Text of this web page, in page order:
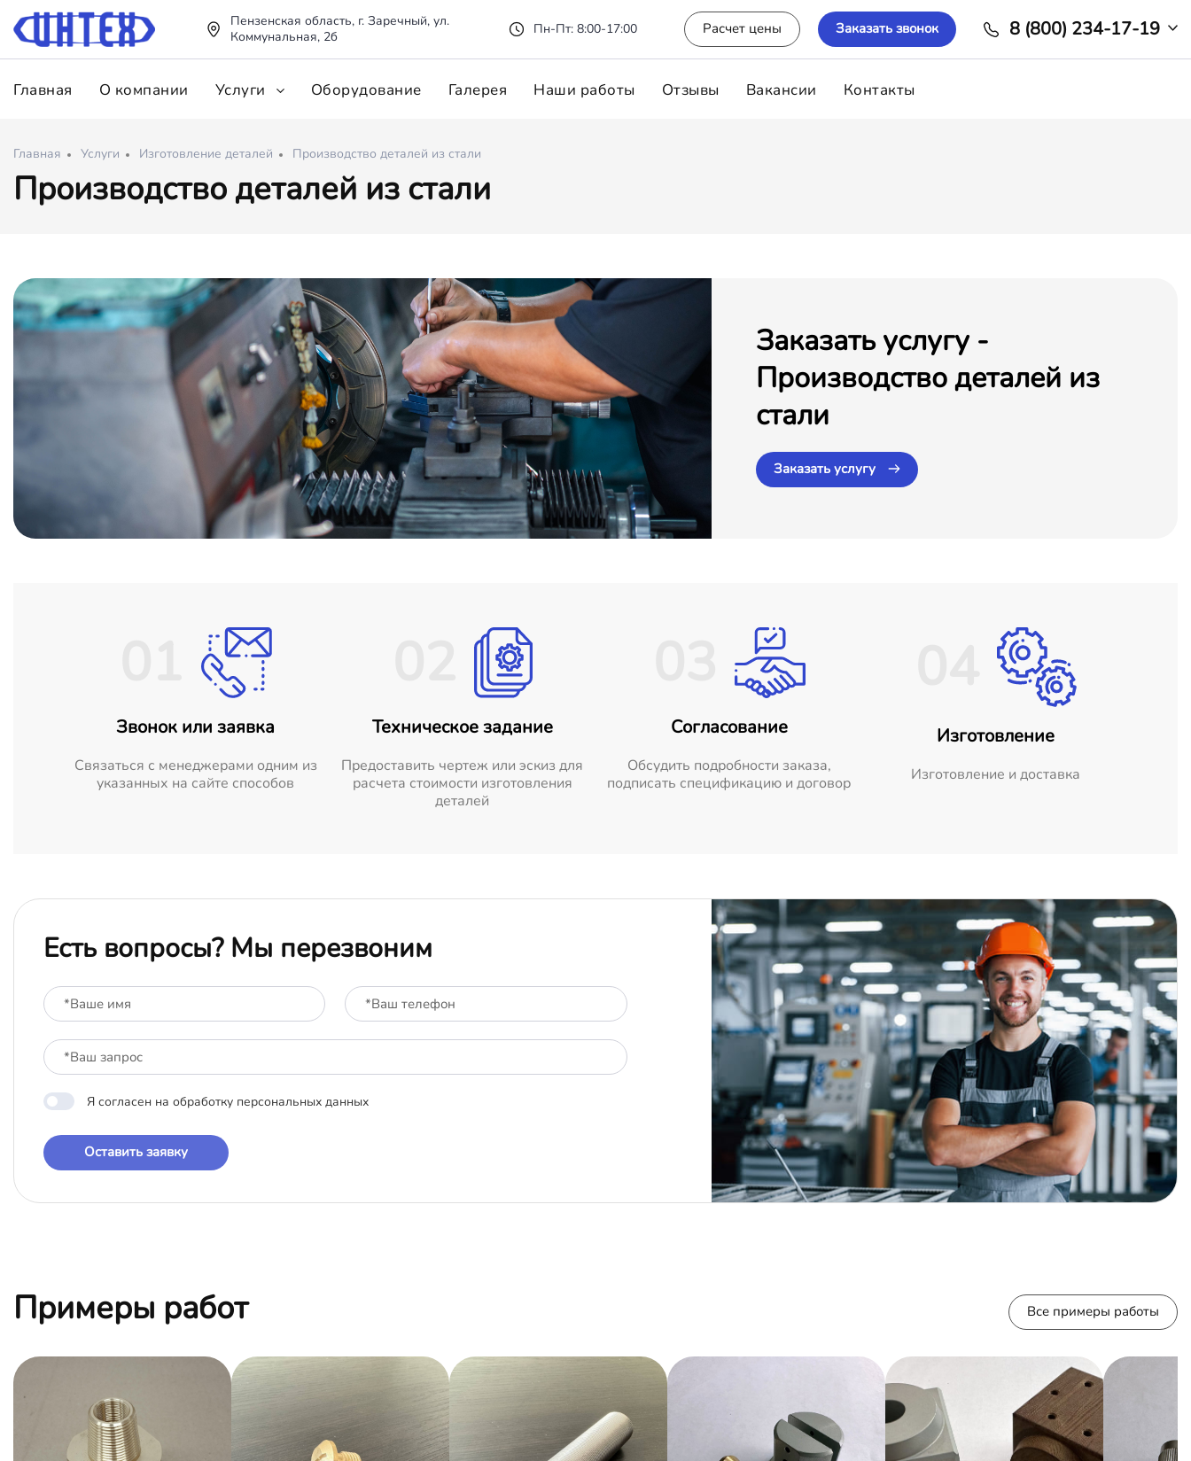
Пензенская область, г. Заречный, ул.
Коммунальная, 2б
Пн-Пт: 8:00-17:00 Расчет цены Заказать звонок 8 (800) 234-17-19
Главная О компании Услуги Оборудование Галерея Наши работы Отзывы Вакансии Контакты
Главная Услуги Изготовление деталей Производство деталей из стали
Производство деталей из стали
Заказать услугу -
Производство деталей из
стали
Заказать услугу
Звонок или заявка
Cвязаться с менеджерами одним из
указанных на сайте способов
Техническое задание
Предоставить чертеж или эскиз для
расчета стоимости изготовления
деталей
Согласование
Обсудить подробности заказа,
подписать спецификацию и договор
Изготовление
Изготовление и доставка
Есть вопросы? Мы перезвоним
Я согласен на обработку персональных данных
Оставить заявку
Примеры работ Все примеры работы